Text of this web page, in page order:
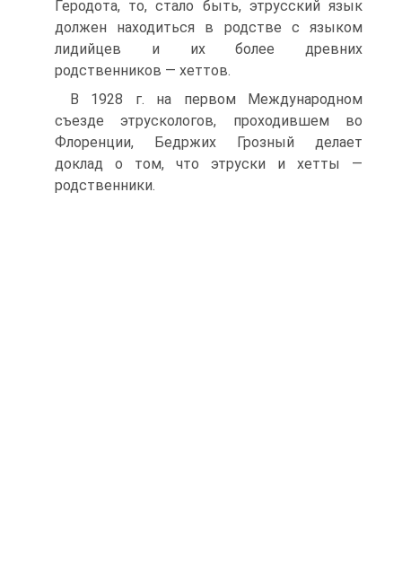
Геродота, то, стало быть, этрусский язык
должен находиться в родстве с языком
лидийцев и их более древних
родственников — хеттов.
В 1928 г. на первом Международном
съезде этрускологов, проходившем во
Флоренции, Бедржих Грозный делает
доклад о том, что этруски и хетты —
родственники.